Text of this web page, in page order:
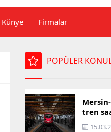
Künye Firmalar
POPÜLER
tren
İşte